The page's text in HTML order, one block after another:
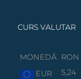
CURS VALUTAR
MONEDĂ RON
EUR
5,24